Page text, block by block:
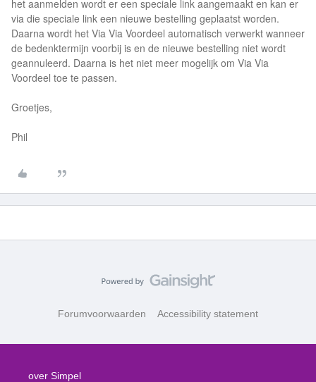
het aanmelden wordt er een speciale link aangemaakt en kan er
via die speciale link een nieuwe bestelling geplaatst worden.
Daarna wordt het Via Via Voordeel automatisch verwerkt wanneer
de bedenktermijn voorbij is en de nieuwe bestelling niet wordt
geannuleerd. Daarna is het niet meer mogelijk om Via Via
Voordeel toe te passen.
Groetjes,
Phil
Forumvoorwaarden Accessibility statement
over Simpel